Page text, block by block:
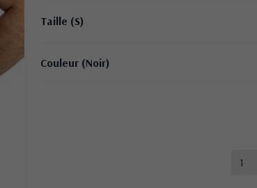
Taille (S)
Couleur (Noir)